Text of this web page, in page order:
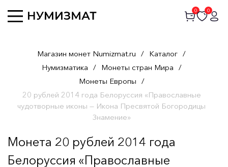
0 0
Магазин монет Numizmat.ru / Каталог /
Нумизматика / Монеты стран Мира /
Монеты Европы /
20 рублей 2014 года Белоруссия «Православные
чудотворные иконы — Икона Пресвятой Богородицы
Знамение»
Монета 20 рублей 2014 года
Белоруссия «Православные